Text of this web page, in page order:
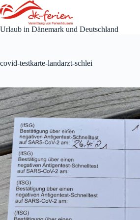
Zum
Inhalt
springen
Urlaub in Dänemark und Deutschland
covid-testkarte-landarzt-schlei